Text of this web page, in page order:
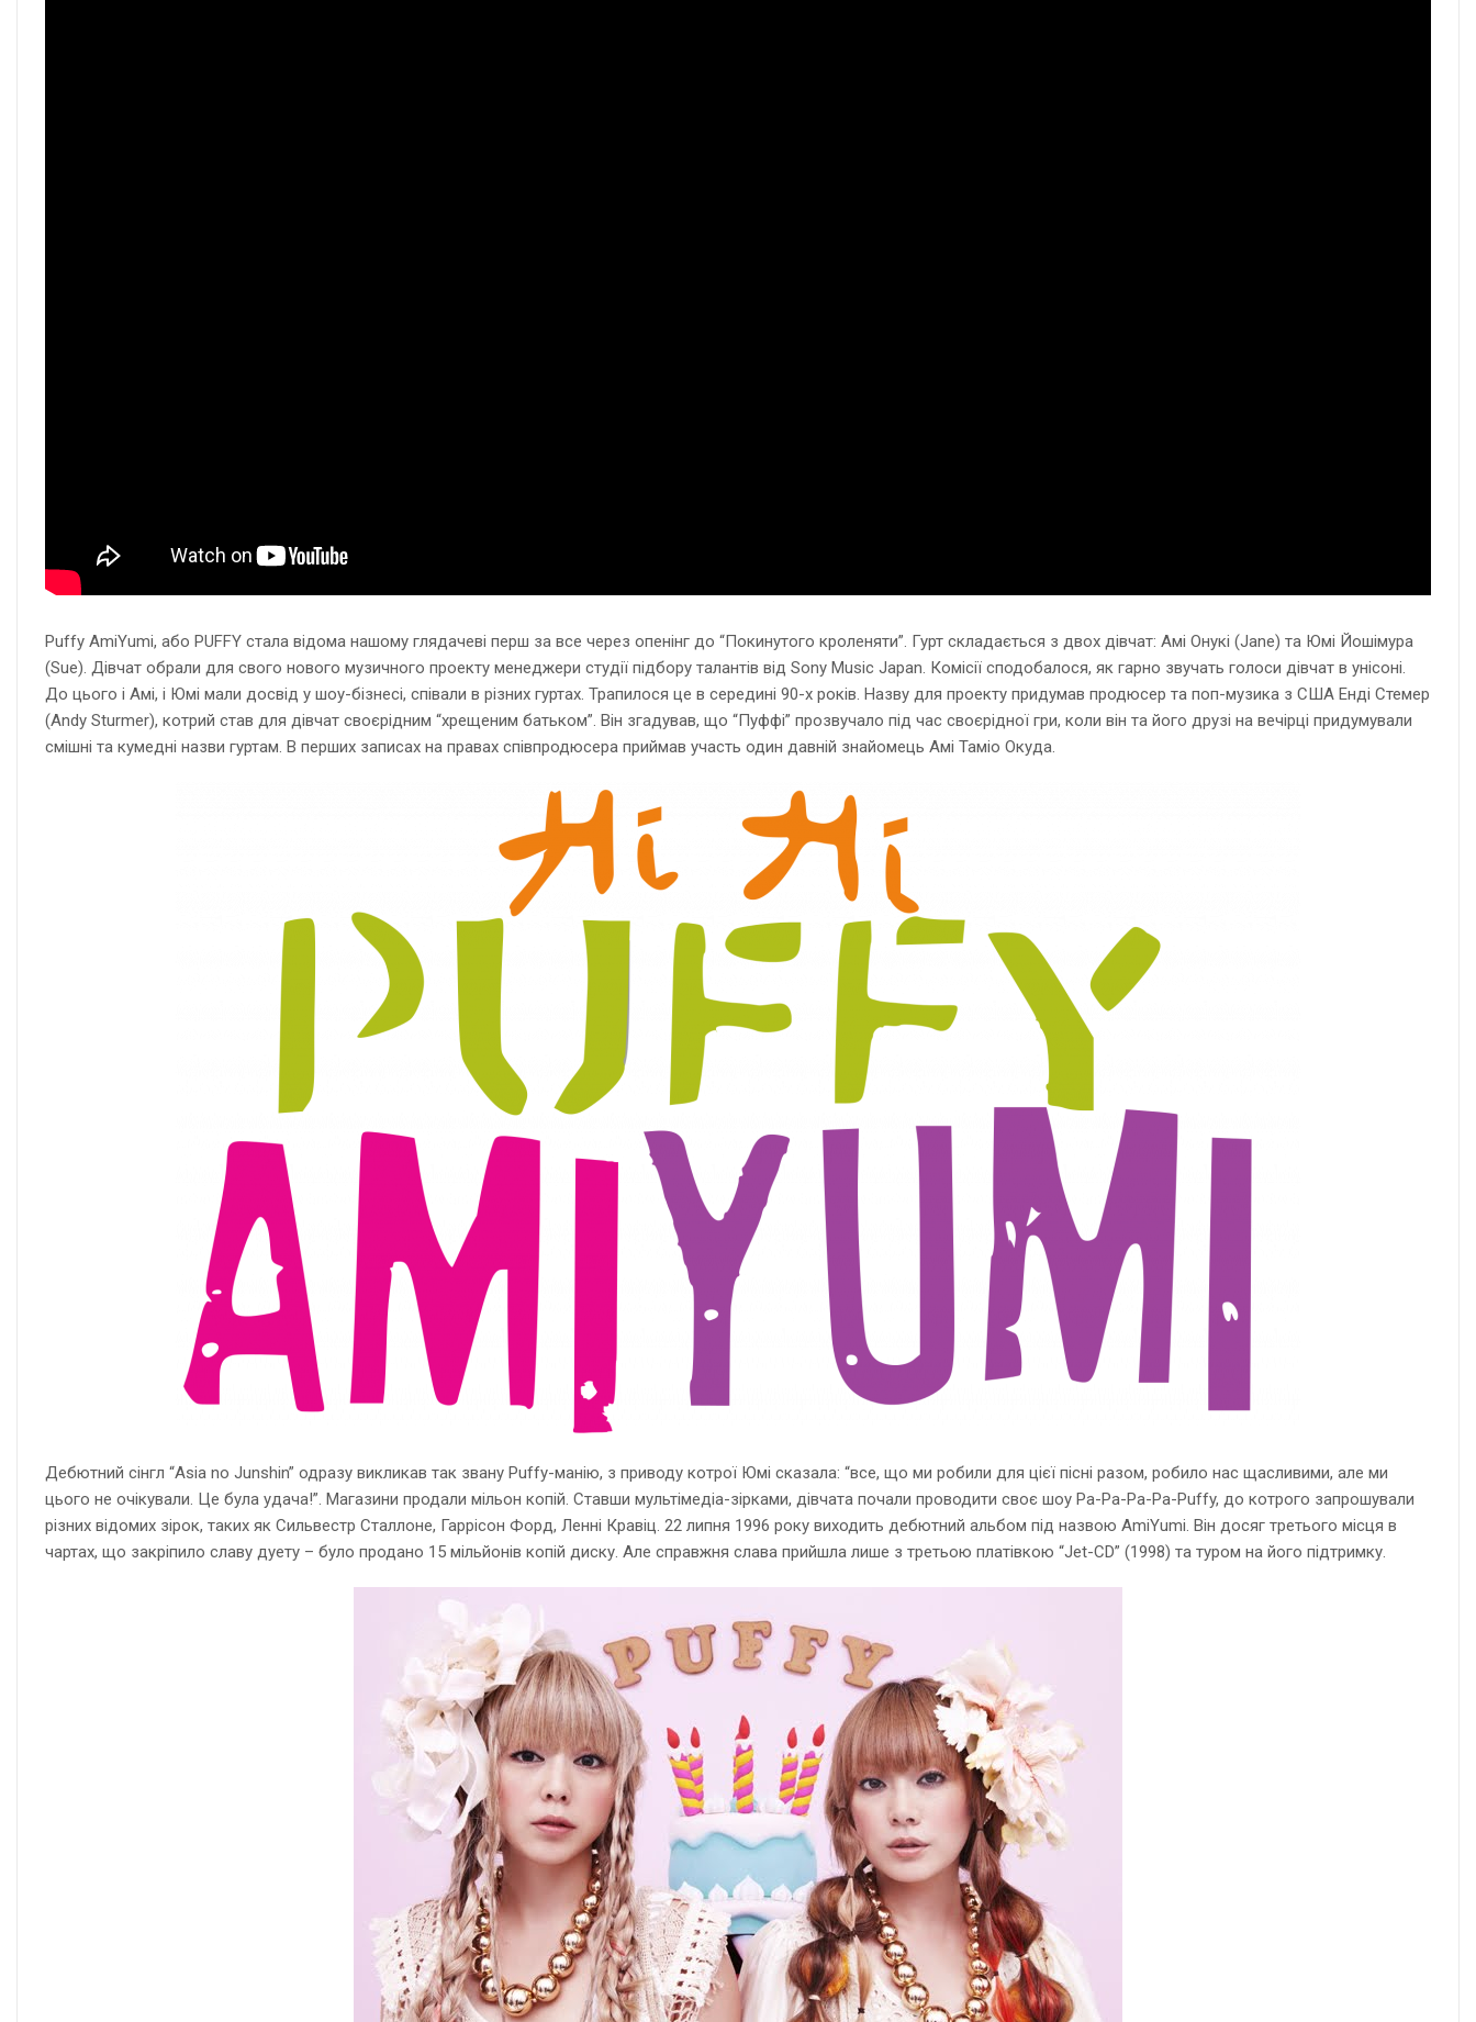
Puffy AmiYumi, або PUFFY стала відома нашому глядачеві перш за все через опенінг до “Покинутого кроленяти”. Гурт складається з двох дівчат: Амі Онукі (Jane) та Юмі Йошімура
(Sue). Дівчат обрали для свого нового музичного проекту менеджери студії підбору талантів від Sony Music Japan. Комісії сподобалося, як гарно звучать голоси дівчат в унісоні.
До цього і Амі, і Юмі мали досвід у шоу-бізнесі, співали в різних гуртах. Трапилося це в середині 90-х років. Назву для проекту придумав продюсер та поп-музика з США Енді Стемер
(Andy Sturmer), котрий став для дівчат своєрідним “хрещеним батьком”. Він згадував, що “Пуффі” прозвучало під час своєрідної гри, коли він та його друзі на вечірці придумували
смішні та кумедні назви гуртам. В перших записах на правах співпродюсера приймав участь один давній знайомець Амі Таміо Окуда.
Дебютний сінгл “Asia no Junshin” одразу викликав так звану Puffy-манію, з приводу котрої Юмі сказала: “все, що ми робили для цієї пісні разом, робило нас щасливими, але ми
цього не очікували. Це була удача!”. Магазини продали мільон копій. Ставши мультімедіа-зірками, дівчата почали проводити своє шоу Pa-Pa-Pa-Pa-Puffy, до котрого запрошували
різних відомих зірок, таких як Сильвестр Сталлоне, Гаррісон Форд, Ленні Кравіц. 22 липня 1996 року виходить дебютний альбом під назвою AmiYumi. Він досяг третього місця в
чартах, що закріпило славу дуету – було продано 15 мільйонів копій диску. Але справжня слава прийшла лише з третьою платівкою “Jet-CD” (1998) та туром на його підтримку.